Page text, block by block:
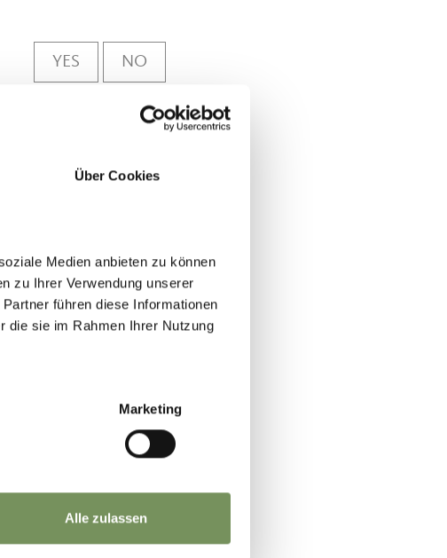
Über Cookies
Medien anbieten zu können
zu Ihrer Verwendung unserer
führen diese Informationen
die sie im Rahmen Ihrer Nutzung
Marketing
Alle zulassen
YES NO